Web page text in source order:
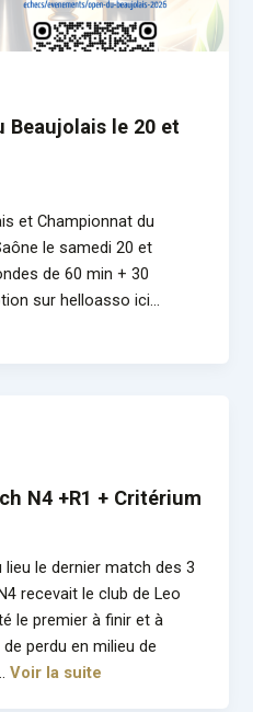
Beaujolais le 20 et
et Championnat du
le samedi 20 et
de 60 min + 30
sur helloasso ici…
N4 +R1 + Critérium
le dernier match des 3
recevait le club de Leo
le premier à finir et à
perdu en milieu de
Voir la suite